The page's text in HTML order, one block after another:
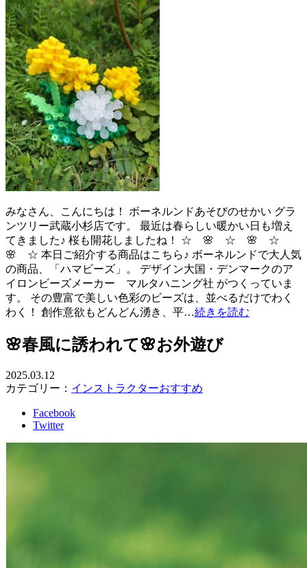
みなさん、こんにちは！ ボーネルンドあそびのせかい グラ
ンツリー武蔵小杉店です。 最近は春らしい暖かい日も増え
てきました♪ 桜も開花しましたね！ ☆ 🌸 ☆ 🌸 ☆
🌸 ☆ 本日ご紹介する商品はこちら♪ ボーネルンドで大人気
の商品、「ハマビーズ」。 デザイン大国・デンマークのア
イロンビーズメーカー マルタハニング社 がつくっていま
す。 その豊富で美しい色彩のビーズは、並べるだけでわく
わく！ 創作意欲もどんどん湧き、平…続きを読む
🌸春風に誘われて🌸お外遊び
2025.03.12
カテゴリー： インストラクターおすすめ
Facebook
Twitter